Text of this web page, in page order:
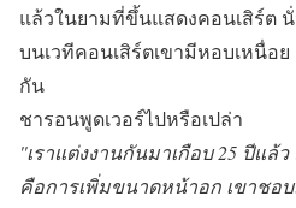
แล้วในยามที่ขึ้นแสดงคอนเสิร์ต
บนเวทีคอนเสิร์ตเขามีหอบเหนื่อ
กัน
ชารอนพูดเวอร์ไปหรือเปล่า
''เราแต่งงานกันมาเกือบ 25 ปีแ
คือการเพิ่มขนาดหน้าอก เขาชอ